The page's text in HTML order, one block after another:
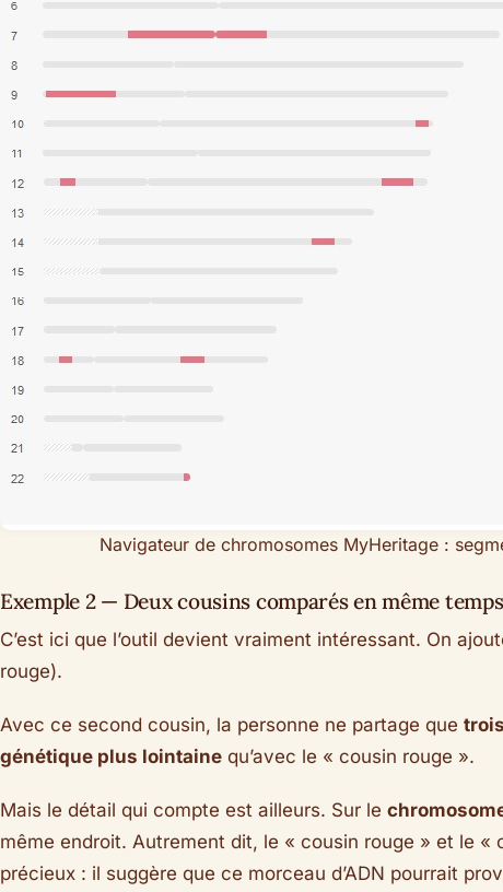
Navigateur de chromosomes MyHeritage :
Exemple 2 — Deux cousins comparés en même temps
C’est ici que l’outil devient vraiment intéressant. On
rouge).
Avec ce second cousin, la personne ne partage que
génétique plus lointaine qu’avec le « cousin rouge ».
Mais le détail qui compte est ailleurs. Sur le
même endroit. Autrement dit, le « cousin rouge » et le «
précieux : il suggère que ce morceau d’ADN pourrait